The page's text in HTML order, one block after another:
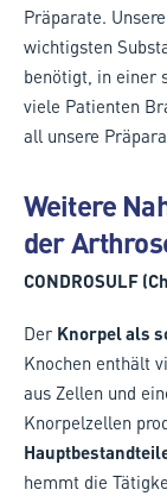
Präparate.
wichtigsten
benötigt, in einer
viele Patienten
all unsere
Weitere
der
CONDROSULF
Der Knorpel als
Knochen enthält
aus Zellen und
Knorpelzellen
hemmt die